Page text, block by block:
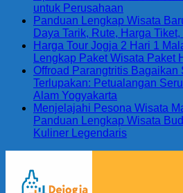
untuk Perusahaan
Panduan Lengkap Wisata
Daya Tarik, Rute, Harga
Harga Tour Jogja 2 Hari 1
Lengkap Paket Wisata Paket
Offroad Parangtritis
Terlupakan: Petualangan
Alam Yogyakarta
Menjelajahi Pesona Wisata
Panduan Lengkap Wisata
Kuliner Legendaris